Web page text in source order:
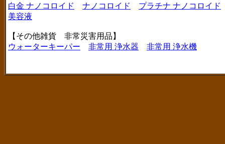
白金 ナノコロイド
ナノコロイド
プラチナ ナノコロイド
美容液
【その他雑貨 非常災害用品】
ウォーターキーパー
非常用 浄水器 非常用 浄水機